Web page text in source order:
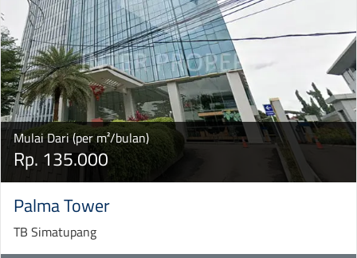
Mulai Dari (per m²/bulan)
Rp. 135.000
Palma Tower
TB Simatupang